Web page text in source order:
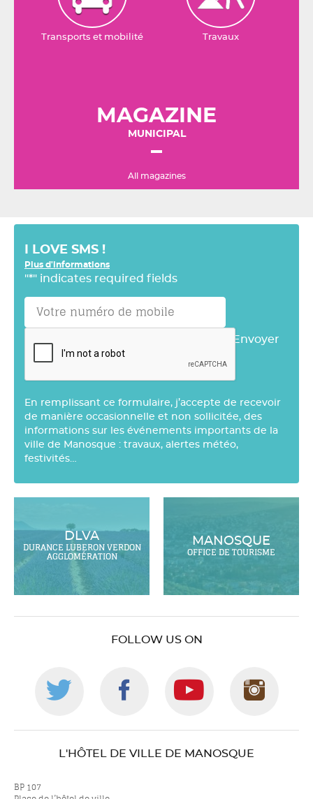
Transports et mobilité Travaux
MAGAZINE
MUNICIPAL
All magazines
I LOVE SMS !
Plus d'informations
"*" indicates required fields
Envoyer
En remplissant ce formulaire, j’accepte de recevoir
de manière occasionnelle et non sollicitée, des
informations sur les événements importants de la
ville de Manosque : travaux, alertes météo,
festivités…
DLVA
DURANCE LUBERON VERDON
AGGLOMÉRATION
MANOSQUE
OFFICE DE TOURISME
FOLLOW US ON
Follow
us
on
Follow
us
Follow
us
us
L'HÔTEL DE VILLE DE MANOSQUE
BP 107